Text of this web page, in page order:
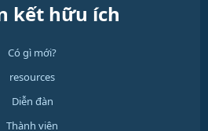
kết hữu ích
Có gì mới?
resources
Diễn đàn
Thành viên